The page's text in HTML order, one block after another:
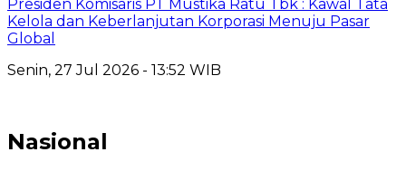
Presiden Komisaris PT Mustika Ratu Tbk : Kawal Tata
Kelola dan Keberlanjutan Korporasi Menuju Pasar
Global
Senin, 27 Jul 2026 - 13:52 WIB
Nasional